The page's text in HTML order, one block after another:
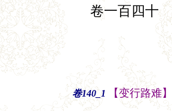
卷一百四十
卷140_1 【变行路难】